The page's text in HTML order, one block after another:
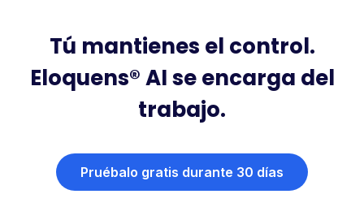
Tú mantienes el control.
Eloquens® AI se encarga del
trabajo.
Pruébalo gratis durante 30 días